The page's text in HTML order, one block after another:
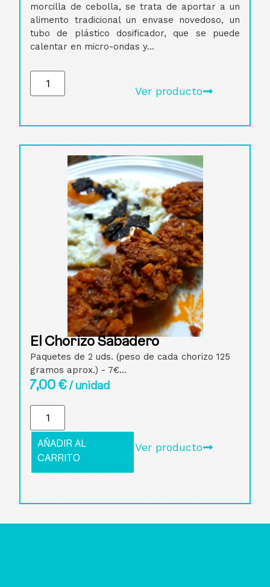
morcilla de cebolla, se trata de aportar a un
alimento tradicional un envase novedoso, un
tubo de plástico dosificador, que se puede
calentar en micro-ondas y...
Ver producto
El Chorizo Sabadero
Paquetes de 2 uds. (peso de cada chorizo 125
gramos aprox.) - 7€...
7,00€/ unidad
AÑADIR AL
CARRITO
Ver producto